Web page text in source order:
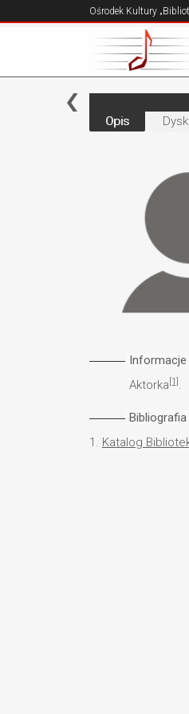
Ośrodek Kultury
Opis
Informacje
Aktorka [1] .
Bibliografia
1. Katalog